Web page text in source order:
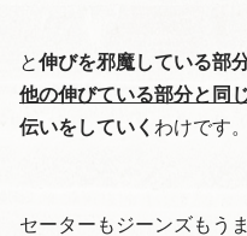
と伸びを邪魔している部
他の伸びている部分と同
伝いをしていく わけです。
セーターもジーンズもう